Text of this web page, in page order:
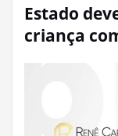
Estado
criança